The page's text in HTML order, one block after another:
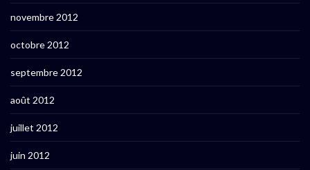
novembre 2012
octobre 2012
septembre 2012
août 2012
juillet 2012
juin 2012